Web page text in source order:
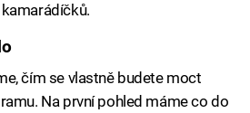
čím se vlastně budete moct
Na první pohled máme co do